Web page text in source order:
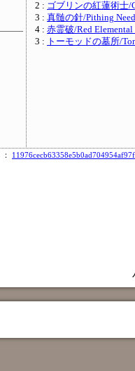
2 : ゴブリンの紅蓮術士/
3 : 真髄の針/Pithing
4 : 赤霊破/Red Elemental
3 :
トーモッドの墓所/